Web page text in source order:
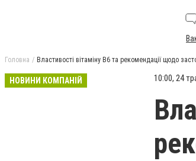
Головна Властивості вітаміну В6 та рекомендації щодо
НОВИНИ КОМПАНІЙ 10:00, 24